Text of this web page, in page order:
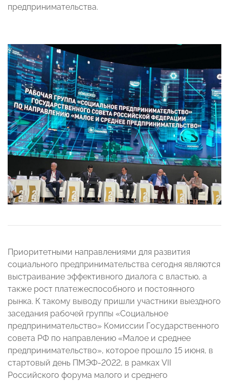
предпринимательства.
Приоритетными направлениями для развития
социального предпринимательства сегодня являются
выстраивание эффективного диалога с властью, а
также рост платежеспособного и постоянного
рынка. К такому выводу пришли участники выездного
заседания рабочей группы «Социальное
предпринимательство» Комиссии Государственного
совета РФ по направлению «Малое и среднее
предпринимательство», которое прошло 15 июня, в
стартовый день ПМЭФ-2022, в рамках VII
Российского форума малого и среднего